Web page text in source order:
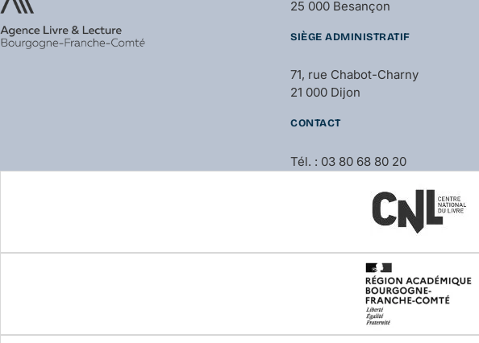
25 000 Besançon
SIÈGE ADMINISTRATIF
71, rue Chabot-Charny
21 000 Dijon
CONTACT
Tél. : 03 80 68 80 20